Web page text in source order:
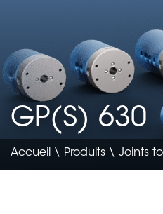
GP(S) 630
Accueil \ Produits \ Joints